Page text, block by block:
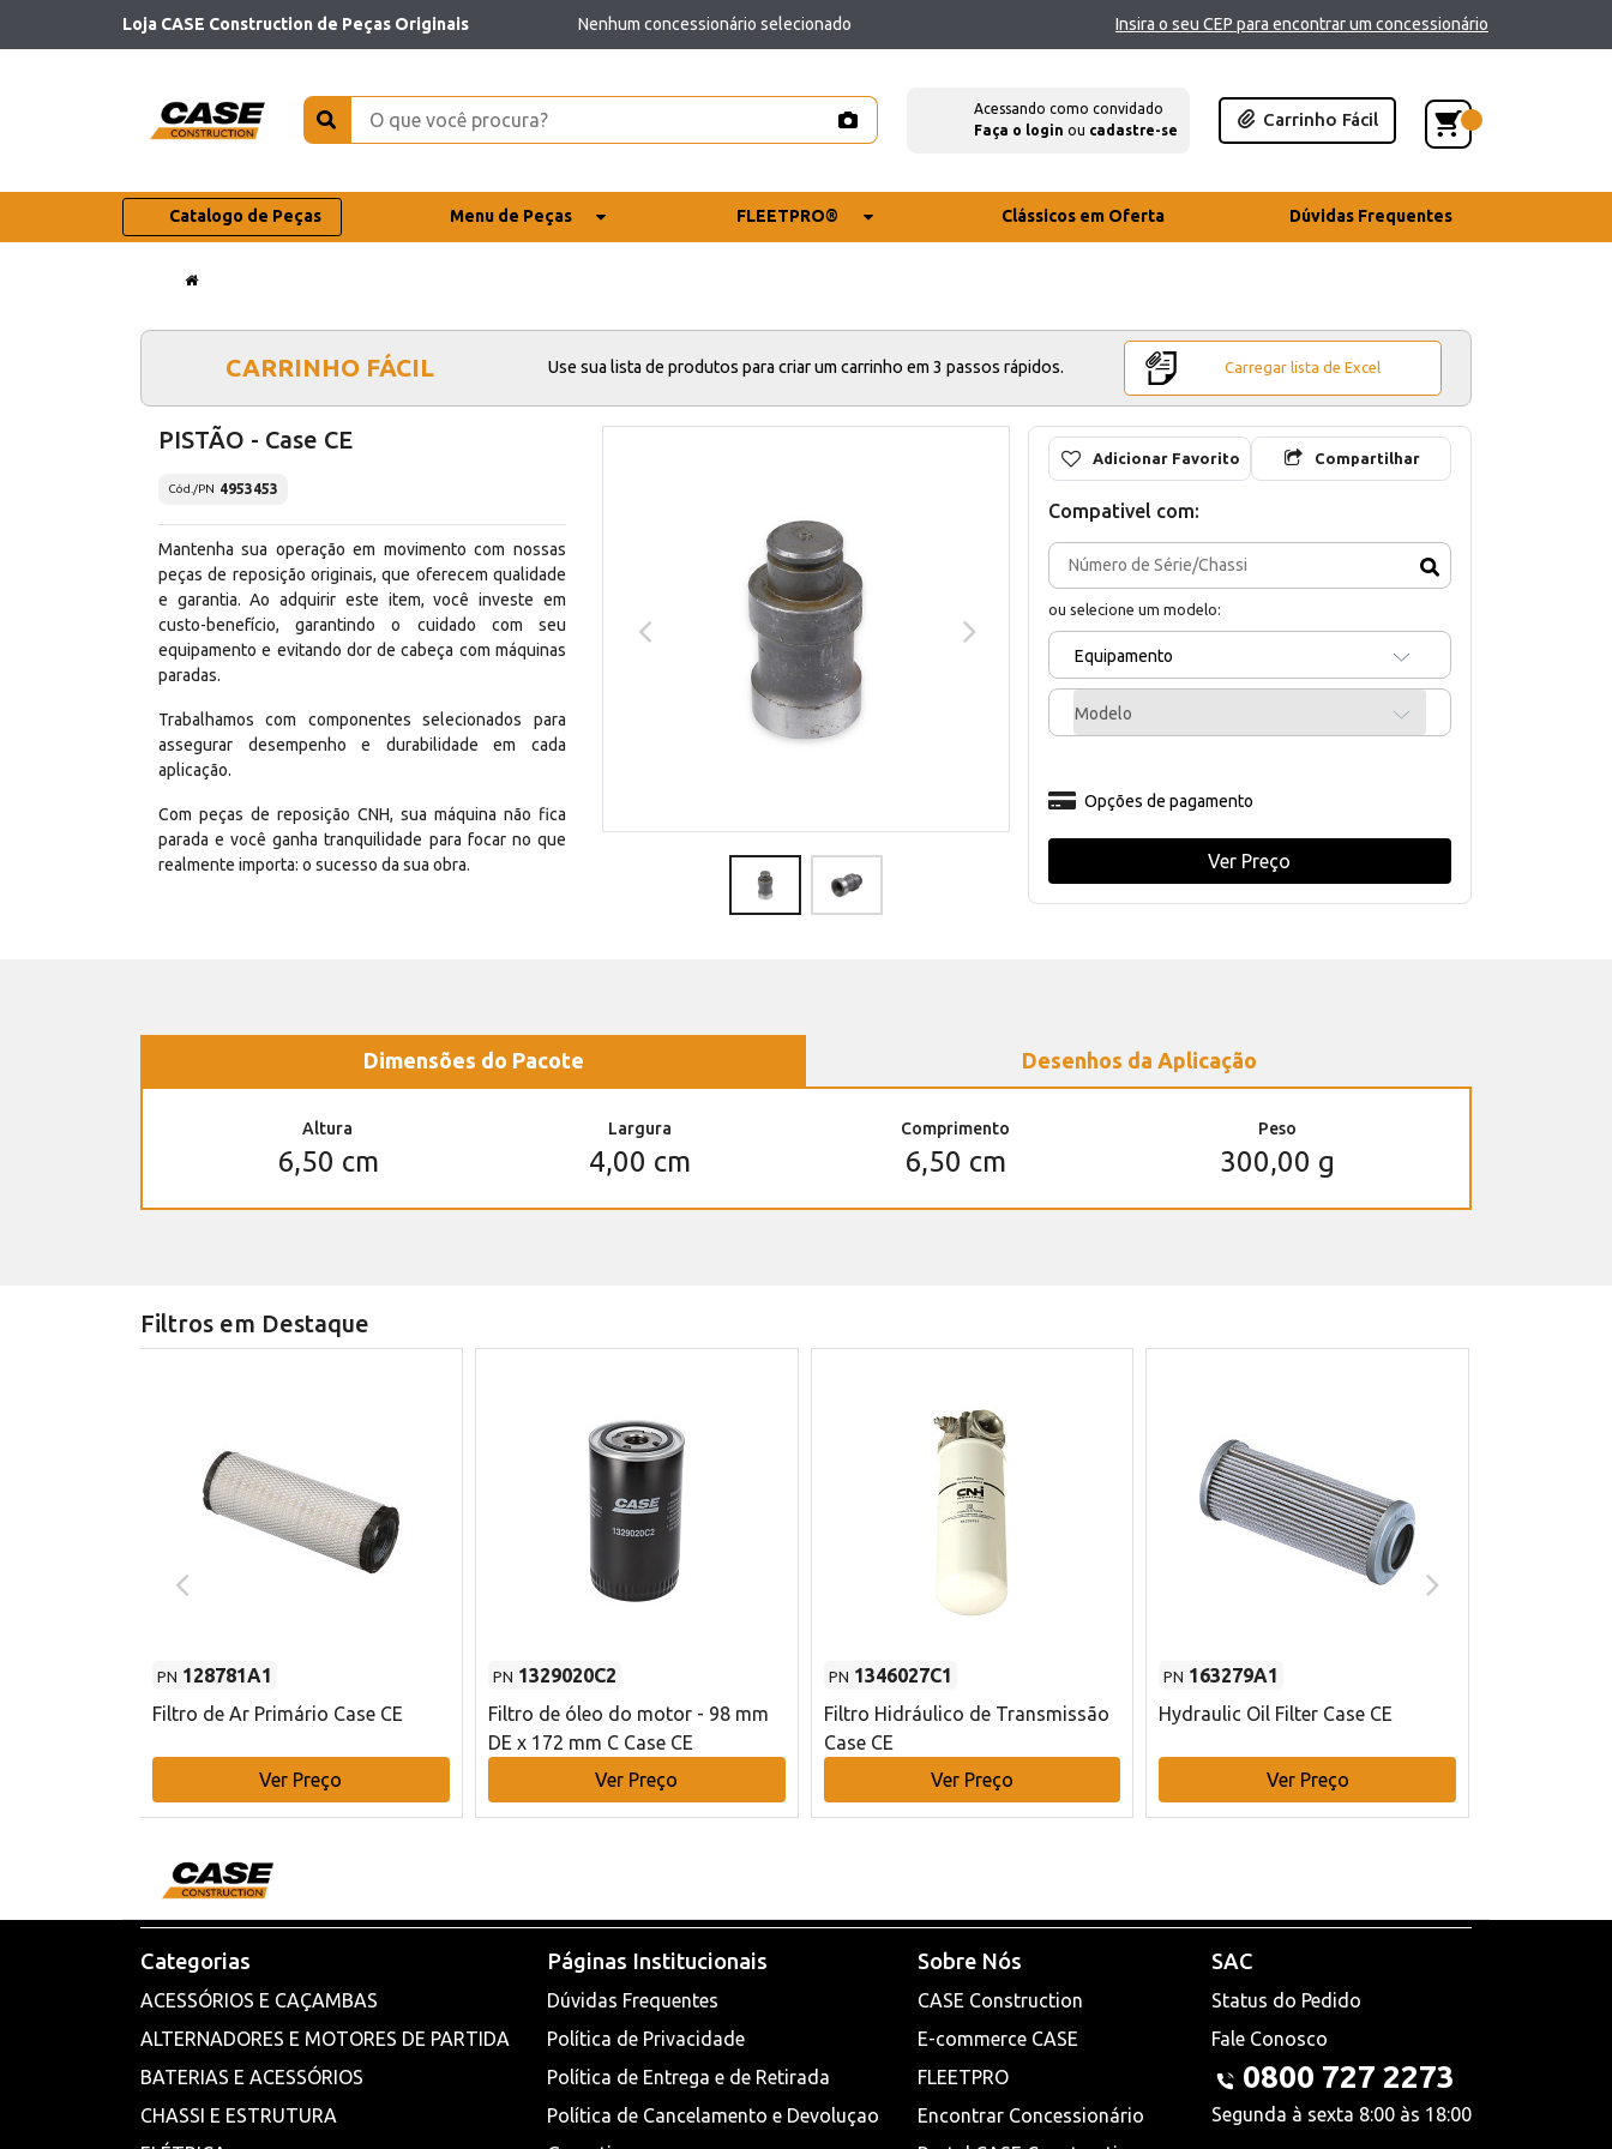
Loja CASE Construction de Peças Originais Nenhum concessionário selecionado Insira o seu CEP para encontrar um concessionário
Acessando como convidado
Faça o login ou cadastre-se
Carrinho Fácil
Catalogo de Peças Menu de Peças FLEETPRO® Clássicos em Oferta Dúvidas Frequentes
CARRINHO FÁCIL Use sua lista de produtos para criar um carrinho em 3 passos rápidos. Carregar lista de Excel
PISTÃO - Case CE
Cód./PN 4953453
Mantenha sua operação em movimento com nossas
peças de reposição originais, que oferecem qualidade
e garantia. Ao adquirir este item, você investe em
custo-benefício, garantindo o cuidado com seu
equipamento e evitando dor de cabeça com máquinas
paradas.
Trabalhamos com componentes selecionados para
assegurar desempenho e durabilidade em cada
aplicação.
Com peças de reposição CNH, sua máquina não fica
parada e você ganha tranquilidade para focar no que
realmente importa: o sucesso da sua obra.
Adicionar Favorito Compartilhar
Compativel com:
ou selecione um modelo:
Equipamento
Modelo
Opções de pagamento
Ver Preço
Dimensões do Pacote Desenhos da Aplicação
Altura
6,50 cm
Largura
4,00 cm
Comprimento
6,50 cm
Peso
300,00 g
Filtros em Destaque
PN 128781A1
Filtro de Ar Primário Case CE
Ver Preço
PN 1329020C2
Filtro de óleo do motor - 98 mm
DE x 172 mm C Case CE
Ver Preço
PN 1346027C1
Filtro Hidráulico de Transmissão
Case CE
Ver Preço
PN 163279A1
Hydraulic Oil Filter Case CE
Ver Preço
Categorias
ACESSÓRIOS E CAÇAMBAS
ALTERNADORES E MOTORES DE PARTIDA
BATERIAS E ACESSÓRIOS
CHASSI E ESTRUTURA
Páginas Institucionais
Dúvidas Frequentes
Política de Privacidade
Política de Entrega e de Retirada
Política de Cancelamento e Devoluçao
Sobre Nós
CASE Construction
E-commerce CASE
FLEETPRO
Encontrar Concessionário
SAC
Status do Pedido
Fale Conosco
0800 727 2273
Segunda à sexta 8:00 às 18:00